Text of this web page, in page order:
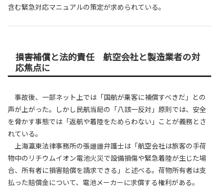
含む緊急対応マニュアルの策定が求められている。
損害補償と法的責任 航空会社と製造業者の対
応焦点に
事故後、一部ネット上では「国航が乗客に補償すべきだ」との
声が上がった。しかし民航当局の「八該一反対」原則では、安全
を脅かす事態では「返航や着陸をためらわない」ことが義務とさ
れている。
上海瀛東法律事務所の張姗姗弁護士は「航空会社は旅客の手荷
物中のリチウムイオン電池火災で設備損傷や緊急着陸が生じた場
合、所有者に損害賠償を請求できる」と述べる。荷物所有者は支
払った賠償金について、電池メーカーに求償する権利がある。